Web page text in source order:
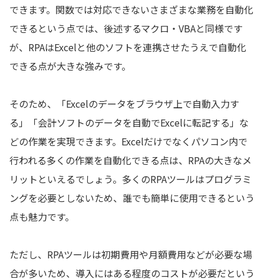
できます。関数では対応できないさまざまな業務を自動化
できるという点では、後述するマクロ・VBAと同様です
が、RPAはExcelと他のソフトを連携させたうえで自動化
できる点が大きな強みです。
そのため、「Excelのデータをブラウザ上で自動入力す
る」「会計ソフトのデータを自動でExcelに転記する」な
どの作業を実現できます。Excelだけでなくパソコン内で
行われる多くの作業を自動化できる点は、RPAの大きなメ
リットといえるでしょう。多くのRPAツールはプログラミ
ングを必要としないため、誰でも簡単に使用できるという
点も魅力です。
ただし、RPAツールは初期費用や月額費用などが必要な場
合が多いため、導入にはある程度のコストが必要だという